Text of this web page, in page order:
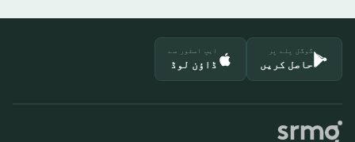
گوگل پلے پر
حاصل کریں
ایپ اسٹور سے
ڈاؤن لوڈ